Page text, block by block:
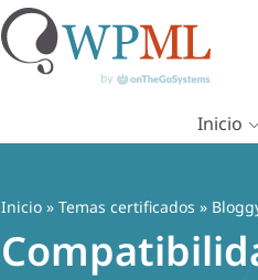
Inicio
Inicio » Temas certificados »